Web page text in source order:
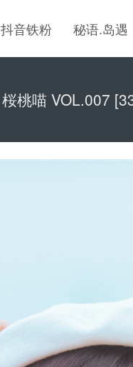
抖音铁粉 秘语.岛遇
桜桃喵 VOL.007